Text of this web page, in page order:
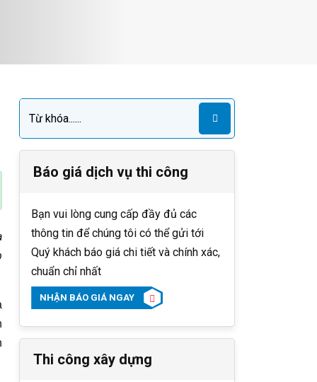
Báo giá dịch vụ thi công
Bạn vui lòng cung cấp đầy đủ các
thông tin để chúng tôi có thể gửi tới
Quý khách báo giá chi tiết và chính xác,
chuẩn chỉ nhất
NHẬN BÁO GIÁ NGAY
Thi công xây dựng